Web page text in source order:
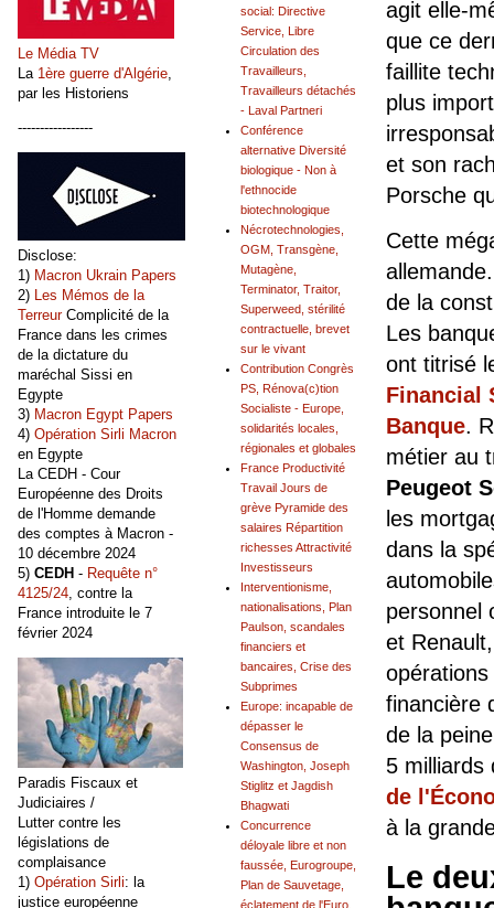
agit elle-
que ce
faillite
plus
et son
Porsche
Cette
de la
Les
ont titrisé
Financial
Banque.
métier au
Peugeot
les
dans la
personnel
et
financière
de la
5
de
à la
Le
social: Directive
Service, Libre
Circulation des
Travailleurs,
Travailleurs détachés
- Laval Partneri
Conférence
alternative Diversité
biologique - Non à
l'ethnocide
biotechnologique
Nécrotechnologies,
OGM, Transgène,
Mutagène,
Terminator, Traitor,
Superweed, stérilité
contractuelle, brevet
sur le vivant
Contribution Congrès
PS, Rénova(c)tion
Socialiste - Europe,
solidarités locales,
régionales et globales
France Productivité
Travail Jours de
grève Pyramide des
salaires Répartition
richesses Attractivité
Investisseurs
Interventionisme,
nationalisations, Plan
Paulson, scandales
financiers et
bancaires, Crise des
Subprimes
Europe: incapable de
dépasser le
Consensus de
Washington, Joseph
Stiglitz et Jagdish
Bhagwati
Concurrence
déloyale libre et non
faussée, Eurogroupe,
Plan de Sauvetage,
éclatement de l'Euro,
Le Média TV
La 1ère guerre d'Algérie
par les Historiens
-----------------
Disclose:
1) Macron Ukrain Papers
2) Les Mémos de la
TerreurComplicité de la
France dans les crimes
de la dictature du
maréchal Sissi en
Egypte
3) Macron Egypt Papers
4) Opération Sirli Macron
en Egypte
La CEDH - Cour
Européenne des Droits
de l'Homme demande
des comptes à Macron -
10 décembre 2024
5) CEDH - Requête n°
4125/24, contre la
France introduite le 7
février 2024
Paradis Fiscaux et
Judiciaires /
Lutter contre les
législations de
complaisance
1) Opération Sirli: la
justice européenne